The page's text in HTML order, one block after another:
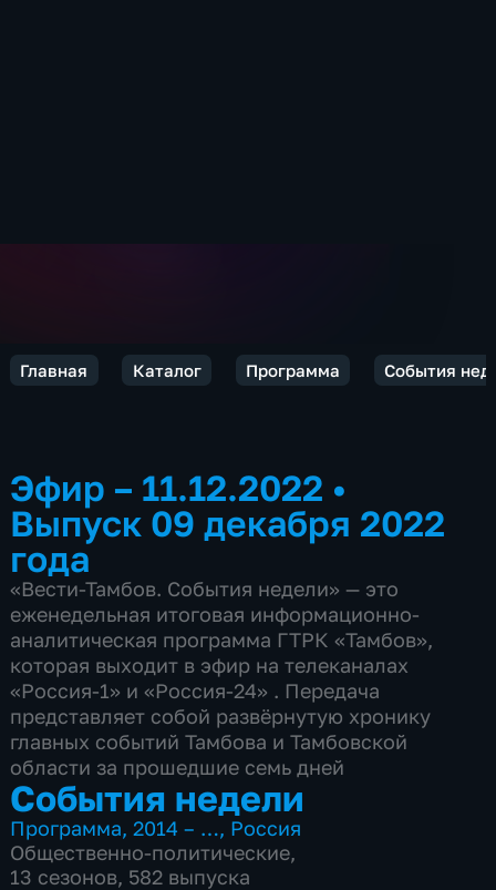
Главная Каталог Программа События
Эфир – 11.12.2022 •
Выпуск 09 декабря 2022
года
«Вести-Тамбов. События недели» — это
еженедельная итоговая информационно-
аналитическая программа ГТРК «Тамбов»,
которая выходит в эфир на телеканалах
«Россия-1» и «Россия-24» . Передача
представляет собой развёрнутую хронику
главных событий Тамбова и Тамбовской
области за прошедшие семь дней
События недели
Программа,2014 – …, Россия
Общественно-политические,
13 сезонов, 582 выпуска